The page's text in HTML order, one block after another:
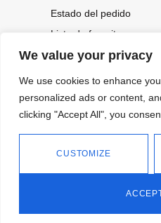
We value your privacy
We use cookies to enhance
personalized ads or content,
clicking "Accept All", you
CUSTOMIZE
Estado del pedido
Lista de favoritos
CONOCE
OFERTAS...
2026.